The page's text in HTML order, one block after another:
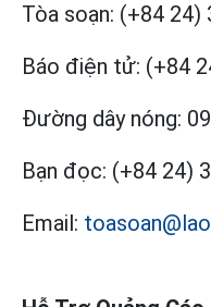
Tòa soạn: (+84 24)
Báo điện tử: (+84
Đường dây nóng:
Bạn đọc: (+84 24)
Email: